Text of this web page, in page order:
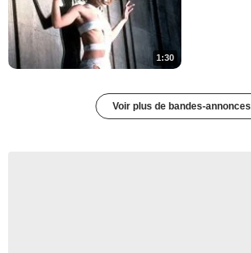
1:30
Voir plus de bandes-annonces